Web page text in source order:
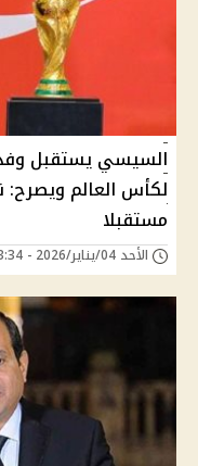
السيسي يستقبل وفد
لكأس العالم
مستقبلا
الأحد 04/يناير/2026 - 03:34 م